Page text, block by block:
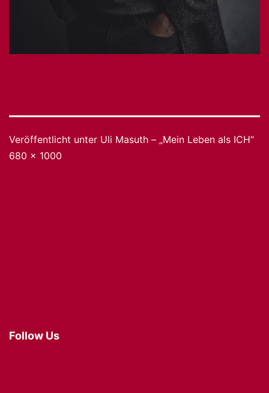
Veröffentlicht unter Uli Masuth – „Mein Leben als ICH“
Originalgröße
680 × 1000
Follow Us